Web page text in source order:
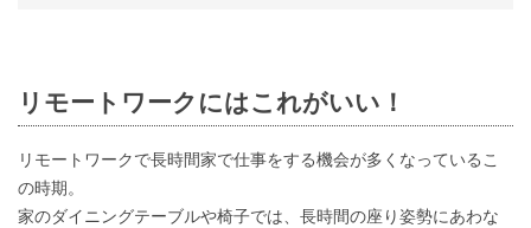
リモートワークにはこれがいい！
リモートワークで長時間家で仕事をする機会が多くなっているこ
の時期。
家のダイニングテーブルや椅子では、長時間の座り姿勢にあわな